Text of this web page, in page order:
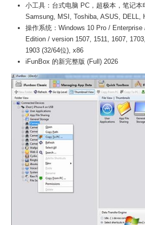
小工具：台式电脑 PC，超极本，笔记本
Samsung, MSI, Toshiba, ASUS, DELL,
操作系统：Windows 10 Pro /
Edition / version 1507, 1511, 1607,
1903 (32/64位), x86
iFunBox 的新完整版 (Full) 2026